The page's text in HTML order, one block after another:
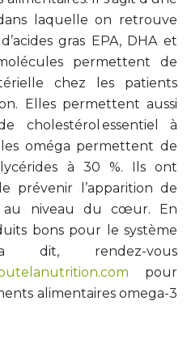
laquelle on retrouve
gras EPA, DHA et
permettent de
chez les patients
Elles permettent aussi
cholestérol essentiel à
les oméga permettent de
à 30 %. Ils ont
prévenir l’apparition de
au niveau du cœur. En
bons pour le système
dit, rendez-vous
pour
alimentaires omega-3